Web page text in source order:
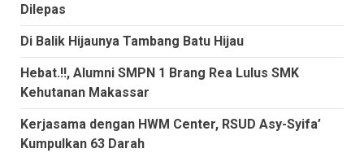
Dilepas
Di Balik Hijaunya Tambang Batu Hijau
Hebat.!!, Alumni SMPN 1 Brang Rea Lulus SMK
Kehutanan Makassar
Kerjasama dengan HWM Center, RSUD Asy-Syifa’
Kumpulkan 63 Darah